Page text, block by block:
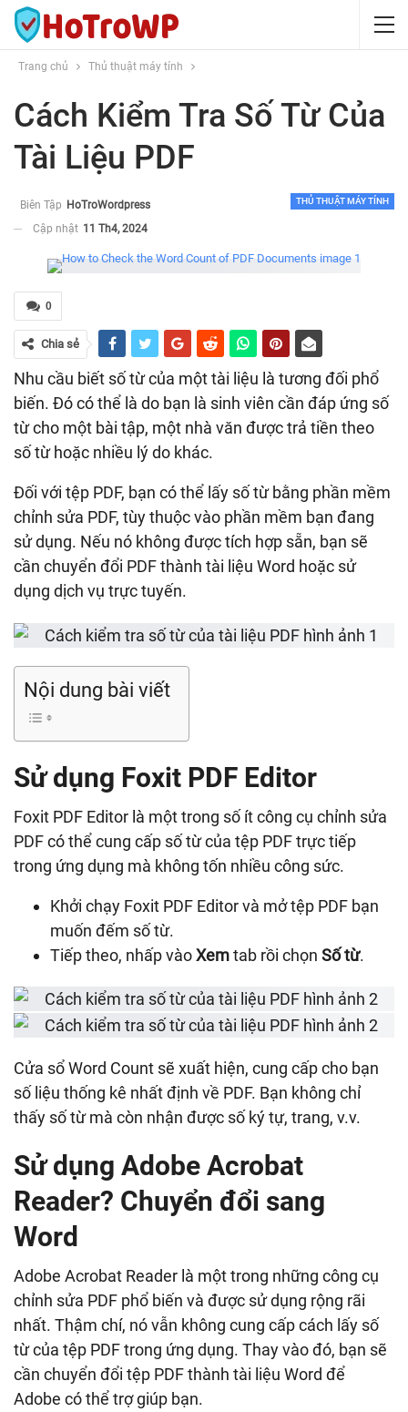
Trang chủ Thủ thuật máy tính
Cách Kiểm Tra Số Từ Của
Tài Liệu PDF
THỦ THUẬT MÁY TÍNH
Biên Tập HoTroWordpress
Cập nhật 11 Th4, 2024
0
Chia sẻ
Nhu cầu biết số từ của một tài liệu là tương đối phổ
biến. Đó có thể là do bạn là sinh viên cần đáp ứng số
từ cho một bài tập, một nhà văn được trả tiền theo
số từ hoặc nhiều lý do khác.
Đối với tệp PDF, bạn có thể lấy số từ bằng phần mềm
chỉnh sửa PDF, tùy thuộc vào phần mềm bạn đang
sử dụng. Nếu nó không được tích hợp sẵn, bạn sẽ
cần chuyển đổi PDF thành tài liệu Word hoặc sử
dụng dịch vụ trực tuyến.
Nội dung bài viết
Sử dụng Foxit PDF Editor
Foxit PDF Editor là một trong số ít công cụ chỉnh sửa
PDF có thể cung cấp số từ của tệp PDF trực tiếp
trong ứng dụng mà không tốn nhiều công sức.
Khởi chạy Foxit PDF Editor và mở tệp PDF bạn
muốn đếm số từ.
Tiếp theo, nhấp vàoXemtab rồi chọn Số từ.
Cửa sổ Word Count sẽ xuất hiện, cung cấp cho bạn
số liệu thống kê nhất định về PDF. Bạn không chỉ
thấy số từ mà còn nhận được số ký tự, trang, v.v.
Sử dụng Adobe Acrobat
Reader? Chuyển đổi sang
Word
Adobe Acrobat Reader là một trong những công cụ
chỉnh sửa PDF phổ biến và được sử dụng rộng rãi
nhất. Thậm chí, nó vẫn không cung cấp cách lấy số
từ của tệp PDF trong ứng dụng. Thay vào đó, bạn sẽ
cần chuyển đổi tệp PDF thành tài liệu Word để
Adobe có thể trợ giúp bạn.